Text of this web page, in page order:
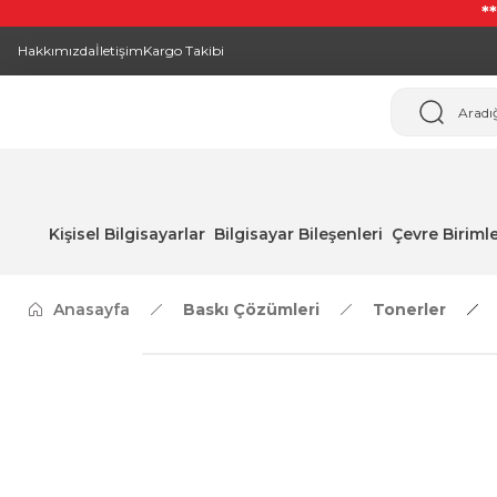
HakkımızdaİletişimKargo Takibi
Kişisel Bilgisayarlar Bilgisayar Bileşenleri Çevre
Anasayfa Baskı Çözümleri Tonerler